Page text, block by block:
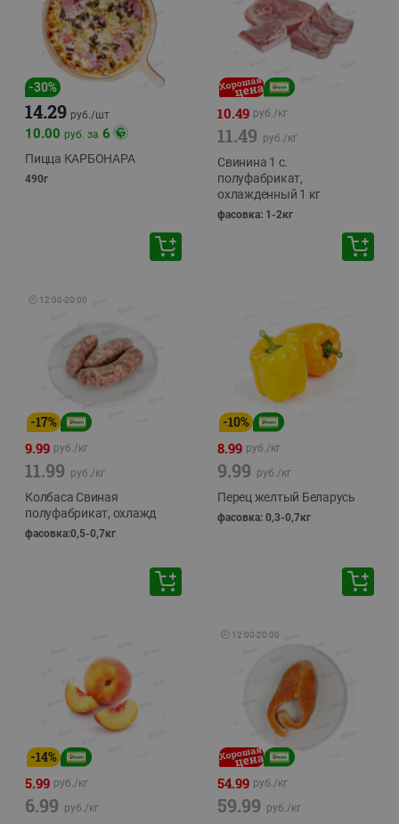
-30%
14.29 руб./шт
10.00 руб. за 6
Пицца КАРБОНАРА
490г
10.49 руб./кг
11.49 руб./кг
Свинина 1 с.
полуфабрикат,
охлажденный 1 кг
фасовка: 1-2кг
🕘 12:00-20:00
-17%
9.99 руб./кг
11.99 руб./кг
Колбаса Свиная
полуфабрикат, охлажд
фасовка:0,5-0,7кг
-10%
8.99 руб./кг
9.99 руб./кг
Перец желтый Беларусь
фасовка: 0,3-0,7кг
-14%
5.99 руб./кг
6.99 руб./кг
🕘 12:00-20:00
54.99 руб./кг
59.99 руб./кг